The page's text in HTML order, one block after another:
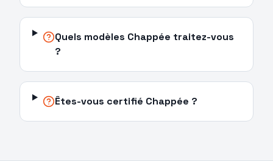
Quels modèles Chappée traitez-vous
?
Êtes-vous certifié Chappée ?